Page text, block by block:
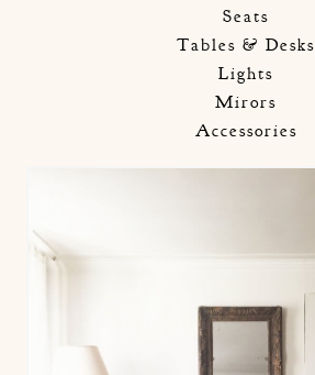
Seats
Tables & Desks
Lights
Mirors
Accessories